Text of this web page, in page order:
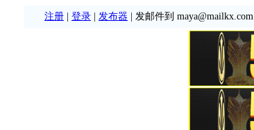
注册 登录 发布器 | 发邮件到 maya@mailkx.com